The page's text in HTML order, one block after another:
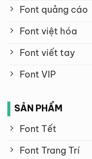
Font quảng cáo
Font việt hóa
Font viết tay
Font VIP
SẢN PHẨM
Font Tết
Font Trang Trí